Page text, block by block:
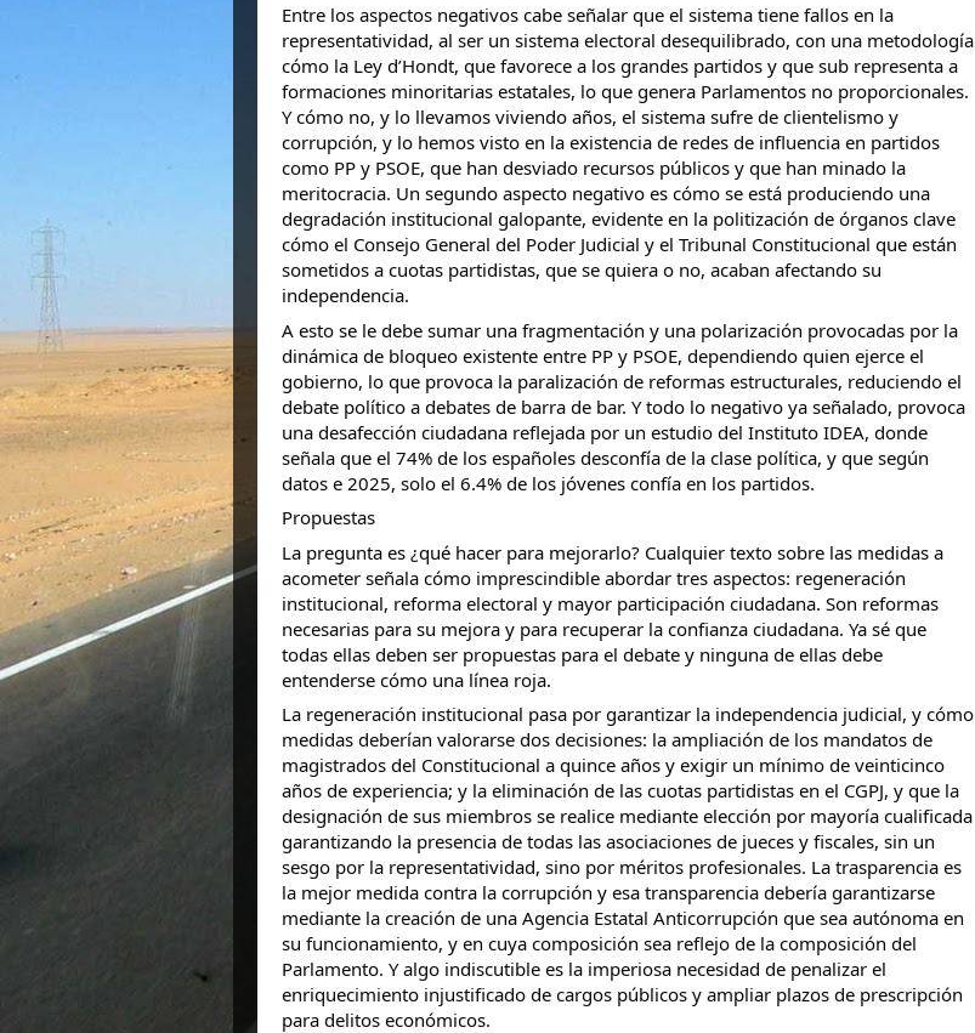
Entre los aspectos negativos cabe señalar que el sistema tiene fallos en la
representatividad, al ser un sistema electoral desequilibrado, con una metodología
cómo la Ley d’Hondt, que favorece a los grandes partidos y que sub representa a
formaciones minoritarias estatales, lo que genera Parlamentos no proporcionales.
Y cómo no, y lo llevamos viviendo años, el sistema sufre de clientelismo y
corrupción, y lo hemos visto en la existencia de redes de influencia en partidos
como PP y PSOE, que han desviado recursos públicos y que han minado la
meritocracia. Un segundo aspecto negativo es cómo se está produciendo una
degradación institucional galopante, evidente en la politización de órganos clave
cómo el Consejo General del Poder Judicial y el Tribunal Constitucional que están
sometidos a cuotas partidistas, que se quiera o no, acaban afectando su
independencia.
A esto se le debe sumar una fragmentación y una polarización provocadas por la
dinámica de bloqueo existente entre PP y PSOE, dependiendo quien ejerce el
gobierno, lo que provoca la paralización de reformas estructurales, reduciendo el
debate político a debates de barra de bar. Y todo lo negativo ya señalado, provoca
una desafección ciudadana reflejada por un estudio del Instituto IDEA, donde
señala que el 74% de los españoles desconfía de la clase política, y que según
datos e 2025, solo el 6.4% de los jóvenes confía en los partidos.
Propuestas
La pregunta es ¿qué hacer para mejorarlo? Cualquier texto sobre las medidas a
acometer señala cómo imprescindible abordar tres aspectos: regeneración
institucional, reforma electoral y mayor participación ciudadana. Son reformas
necesarias para su mejora y para recuperar la confianza ciudadana. Ya sé que
todas ellas deben ser propuestas para el debate y ninguna de ellas debe
entenderse cómo una línea roja.
La regeneración institucional pasa por garantizar la independencia judicial, y cómo
medidas deberían valorarse dos decisiones: la ampliación de los mandatos de
magistrados del Constitucional a quince años y exigir un mínimo de veinticinco
años de experiencia; y la eliminación de las cuotas partidistas en el CGPJ, y que la
designación de sus miembros se realice mediante elección por mayoría cualificada
garantizando la presencia de todas las asociaciones de jueces y fiscales, sin un
sesgo por la representatividad, sino por méritos profesionales. La trasparencia es
la mejor medida contra la corrupción y esa transparencia debería garantizarse
mediante la creación de una Agencia Estatal Anticorrupción que sea autónoma en
su funcionamiento, y en cuya composición sea reflejo de la composición del
Parlamento. Y algo indiscutible es la imperiosa necesidad de penalizar el
enriquecimiento injustificado de cargos públicos y ampliar plazos de prescripción
para delitos económicos.